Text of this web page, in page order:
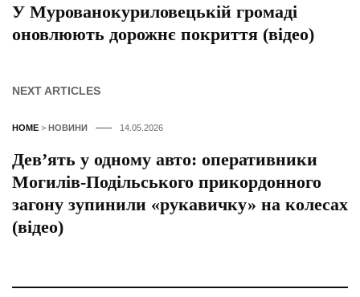
У Мурованокуриловецькій громаді
оновлюють дорожнє покриття (відео)
NEXT ARTICLES
HOME > НОВИНИ 14.05.2026
Дев’ять у одному авто: оперативники
Могилів-Подільського прикордонного
загону зупинили «рукавичку» на колесах
(відео)